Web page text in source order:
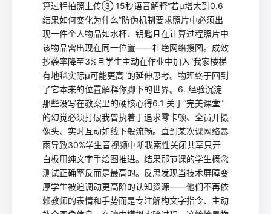
算过程拍照上传③ 15秒语音解释“若μ增大到0.6
结果如何变化为什么”防伪机制要求照片中必须出
现一件个人物品如水杯、钥匙且在计算过程照片中
该物品需出现在同一位置——杜绝网络搜图。成效
抄袭率降至3%且学生主动在作业中加入“我家楼梯
有地毯实际μ可能更高”的延伸思考。物理终于回到
了它本来的位置解释你脚下的世界。6. 经验沉淀
那些没写在教案里的硬核心得6.1 关于“完美课堂”
的幻觉必须打破我曾执着于追求零卡顿、全员开摄
像头、实时互动如线下般流畅。直到某次课网络暴
雨导致30%学生音视频中断我索性关闭共享只开
白板用纯文字手绘图推进。结果那节课的学生概念
测试正确率反而是最高的。反思发现当技术屏障变
厚学生被迫调动更高阶的认知资源——他们不再依
赖教师的表情和手势而是专注解构文字指令、主动